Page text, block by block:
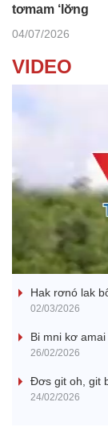
tơmam ‘lơ̆ng
04/07/2026
VIDEO
Nhớ bạn
Hak rơnó lak
02/03/2026
Bi mni kơ
26/02/2026
Đơs git oh, git
24/02/2026